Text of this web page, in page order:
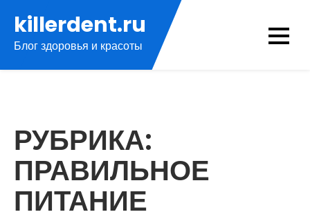
содержимому
killerdent.ru
Блог здоровья и красоты
РУБРИКА:
ПРАВИЛЬНОЕ
ПИТАНИЕ